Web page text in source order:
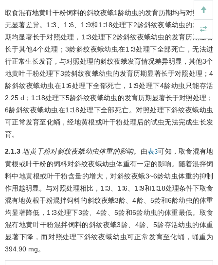
取食混有地黄叶干粉饲料的斜纹夜蛾1龄幼虫的发育历期均与对照处理
无显著差异。1∶3、1∶6、1∶9和1∶18处理下2龄斜纹夜蛾幼虫的发育历
期均显著长于对照处理，1∶3处理下2龄斜纹夜蛾幼虫的发育历期显著
长于其他4个处理；3龄斜纹夜蛾幼虫在1∶3处理下全部死亡，无法进
行正常生长发育，与对照处理的斜纹夜蛾发育情况差异明显，其他3个
地黄叶干粉处理下3龄斜纹夜蛾幼虫的发育历期显著长于对照处理；4
龄斜纹夜蛾幼虫在1∶6处理下全部死亡，1∶9处理下4龄幼虫只能存活
2.25 d；1∶18处理下5龄斜纹夜蛾幼虫的发育历期显著长于对照处理；
6龄斜纹夜蛾幼虫在1∶18处理下全部死亡。对照处理下斜纹夜蛾幼虫
可正常发育至化蛹，经地黄根或叶干粉处理后的试虫无法完成生长发
育。
2.1.3 地黄干粉对斜纹夜蛾幼虫体重的影响。 由表3可知，取食混有地
黄根或叶干粉的饲料对斜纹夜蛾幼虫体重有一定的影响。随着混拌饲
料中地黄根或叶干粉含量的增大，对斜纹夜蛾3~6龄幼虫体重的抑制
作用越明显。与对照处理相比，1∶3、1∶6、1∶9和1∶18处理条件下取食
混有地黄根干粉混拌饲料的斜纹夜蛾3龄、4龄、5龄和6龄幼虫的体重
均显著降低，1∶3处理下3龄、4龄、5龄和6龄幼虫的体重最低。取食
混有地黄叶干粉混拌饲料的斜纹夜蛾3龄、4龄、5龄存活幼虫的体重
显著下降，而对照处理下斜纹夜蛾幼虫可正常发育至化蛹，蛹重为
394.90 mg。